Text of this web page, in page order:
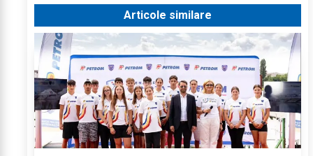
Articole similare